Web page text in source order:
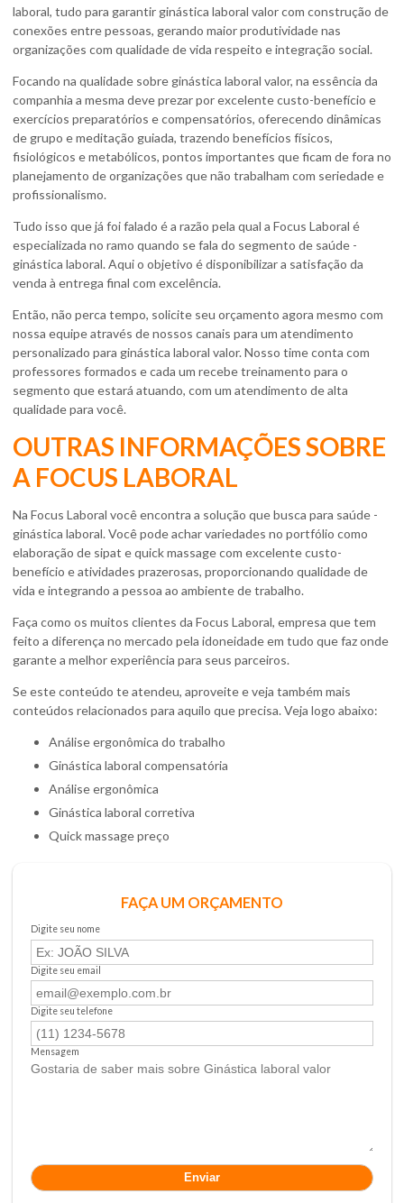
laboral, tudo para garantir ginástica laboral valorcom construção de
conexões entre pessoas, gerando maior produtividade nas
organizações com qualidade de vida respeito e integração social.
Focando na qualidade sobre ginástica laboral valor, na essência da
companhia a mesma deve prezar por excelente custo-benefício e
exercícios preparatórios e compensatórios, oferecendo dinâmicas
de grupo e meditação guiada, trazendo benefícios físicos,
fisiológicos e metabólicos, pontos importantes que ficam de fora no
planejamento de organizações que não trabalham com seriedade e
profissionalismo.
Tudo isso que já foi falado é a razão pela qual a Focus Laboral é
especializada no ramo quando se fala do segmento de saúde -
ginástica laboral. Aqui o objetivo é disponibilizar a satisfação da
venda à entrega final com excelência.
Então, não perca tempo, solicite seu orçamento agora mesmo com
nossa equipe através de nossos canais para um atendimento
personalizado para ginástica laboral valor. Nosso time conta com
professores formados e cada um recebe treinamento para o
segmento que estará atuando, com um atendimento de alta
qualidade para você.
OUTRAS INFORMAÇÕES SOBRE
A FOCUS LABORAL
Na Focus Laboral você encontra a solução que busca para saúde -
ginástica laboral. Você pode achar variedades no portfólio como
elaboração de sipat e quick massage com excelente custo-
benefício e atividades prazerosas, proporcionando qualidade de
vida e integrando a pessoa ao ambiente de trabalho.
Faça como os muitos clientes da Focus Laboral, empresa que tem
feito a diferença no mercado pela idoneidade em tudo que faz onde
garante a melhor experiência para seus parceiros.
Se este conteúdo te atendeu, aproveite e veja também mais
conteúdos relacionados para aquilo que precisa. Veja logo abaixo:
análise ergonômica do trabalho
ginástica laboral compensatória
análise ergonômica
ginástica laboral corretiva
quick massage preço
FAÇA UM ORÇAMENTO
Digite seu nome
Digite seu email
Digite seu telefone
Mensagem